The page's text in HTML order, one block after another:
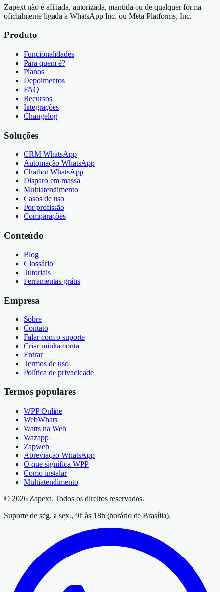
Zapext não é afiliada, autorizada, mantida ou de qualquer forma
oficialmente ligada à WhatsApp Inc. ou Meta Platforms, Inc.
Produto
Funcionalidades
Para quem é?
Planos
Depoimentos
FAQ
Recursos
Integrações
Changelog
Soluções
CRM WhatsApp
Automação WhatsApp
Chatbot WhatsApp
Disparo em massa
Multiatendimento
Casos de uso
Por profissão
Comparações
Conteúdo
Blog
Glossário
Tutoriais
Ferramentas grátis
Empresa
Sobre
Contato
Falar com o suporte
Criar minha conta
Entrar
Termos de uso
Política de privacidade
Termos populares
WPP Online
WebWhats
Watts na Web
Wazapp
Zapweb
Abreviação WhatsApp
O que significa WPP
Como instalar
Multiatendimento
© 2026 Zapext. Todos os direitos reservados.
Suporte de seg. a sex., 9h às 18h (horário de Brasília).